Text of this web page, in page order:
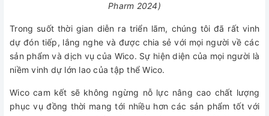
Pharm 2024)
Trong suốt thời gian diễn ra triển lãm, chúng tôi đã rất vinh
dự đón tiếp, lắng nghe và được chia sẻ với mọi người về các
sản phẩm và dịch vụ của Wico. Sự hiện diện của mọi người là
niềm vinh dự lớn lao của tập thể Wico.
Wico cam kết sẽ không ngừng nỗ lực nâng cao chất lượng
phục vụ đồng thời mang tới nhiều hơn các sản phẩm tốt với